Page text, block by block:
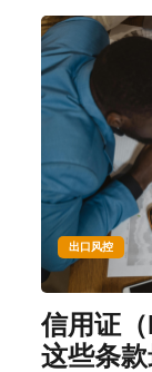
出口风控
信用证
这些条